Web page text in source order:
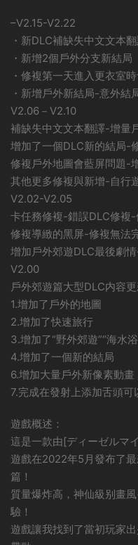
–V2.15-V2.22
・新DLC補缺失中文文本
・新增2個戶外分支新結局
・修複第一天進入更衣室
・新增戶外新結局-意外結
V2.06－V2.10
補缺失中文文本翻譯-增量
增加了一個DLC新的結局-
修複戶外地圖會藍屏問題-
其他更多修複與新增-自行
V2.02-V2.05
卡任務修複-錯誤DLC修複
修複導緻的黑屏-修複無法
增加戶外郊遊DLC最後劇
V2.00
戶外郊遊篇大型DLC内容更
1.增加了戶外的地圖
2.增加了快速旅行
3.增加了“野外郊遊”“海水
4.增加了一個新的結局
6.增加大量戶外新像素動畫
7.完成在發射上添加舌頭可
遊戲概述：
這是一款由[ディーゼルマ
遊戲在2022年5月發布了
篇！
質量爆炸高，神仙級别畫
驗！
遊戲讓我找到了當初玩家